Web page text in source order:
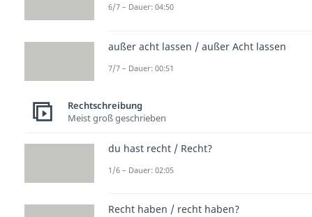
6/7 – Dauer: 04:50
außer acht lassen / außer Acht lassen
7/7 – Dauer: 00:51
Rechtschreibung
Meist groß geschrieben
du hast recht / Recht?
1/6 – Dauer: 02:05
Recht haben / recht haben?